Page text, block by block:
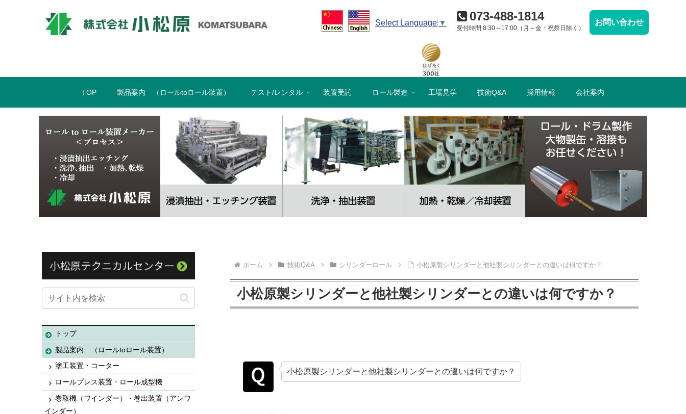
お問い合わせ
073-488-1814
受付時間 8:30～17:00（月～金・祝祭日除く）
Select Language ▼
TOP 製品案内 （ロールtoロール装置） テスト/レンタル 装置受託 ロール製造 工場見学 技術Q&A 採用情報 会社案内
ホーム 技術Q&A シリンダーロール 小松原製シリンダーと他社製シリンダーとの違いは何ですか？
小松原製シリンダーと他社製シリンダーとの違いは何ですか？
小松原製シリンダーと他社製シリンダーとの違いは何ですか？
トップ
製品案内 （ロールtoロール装置）
塗工装置・コーター
ロールプレス装置・ロール成型機
巻取機（ワインダー）・巻出装置（アンワ
インダー）